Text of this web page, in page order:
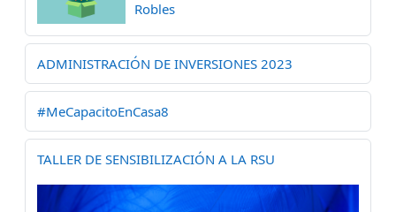
Robles
ADMINISTRACIÓN DE INVERSIONES 2023
#MeCapacitoEnCasa8
TALLER DE SENSIBILIZACIÓN A LA RSU